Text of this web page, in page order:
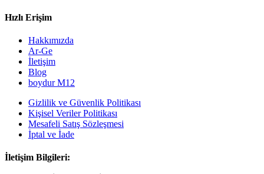
Hızlı Erişim
Hakkımızda
Ar-Ge
İletişim
Blog
boydur M12
Gizlilik ve Güvenlik Politikası
Kişisel Veriler Politikası
Mesafeli Satış Sözleşmesi
İptal ve İade
İletişim Bilgileri: